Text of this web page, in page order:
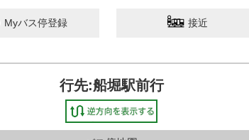
Myバス停登録 接近
行先:船堀駅前行